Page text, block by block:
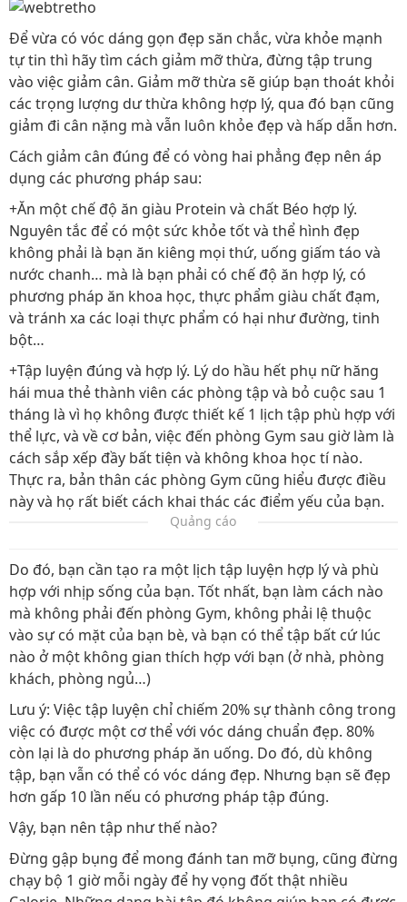
Để vừa có vóc dáng gọn đẹp săn chắc, vừa khỏe mạnh
tự tin thì hãy tìm cách giảm mỡ thừa, đừng tập trung
vào việc giảm cân. Giảm mỡ thừa sẽ giúp bạn thoát khỏi
các trọng lượng dư thừa không hợp lý, qua đó bạn cũng
giảm đi cân nặng mà vẫn luôn khỏe đẹp và hấp dẫn hơn.
Cách giảm cân đúng để có vòng hai phẳng đẹp nên áp
dụng các phương pháp sau:
+Ăn một chế độ ăn giàu Protein và chất Béo hợp lý.
Nguyên tắc để có một sức khỏe tốt và thể hình đẹp
không phải là bạn ăn kiêng mọi thứ, uống giấm táo và
nước chanh… mà là bạn phải có chế độ ăn hợp lý, có
phương pháp ăn khoa học, thực phẩm giàu chất đạm,
và tránh xa các loại thực phẩm có hại như đường, tinh
bột…
+Tập luyện đúng và hợp lý. Lý do hầu hết phụ nữ hăng
hái mua thẻ thành viên các phòng tập và bỏ cuộc sau 1
tháng là vì họ không được thiết kế 1 lịch tập phù hợp với
thể lực, và về cơ bản, việc đến phòng Gym sau giờ làm là
cách sắp xếp đầy bất tiện và không khoa học tí nào.
Thực ra, bản thân các phòng Gym cũng hiểu được điều
này và họ rất biết cách khai thác các điểm yếu của bạn.
Quảng cáo
Do đó, bạn cần tạo ra một lịch tập luyện hợp lý và phù
hợp với nhịp sống của bạn. Tốt nhất, bạn làm cách nào
mà không phải đến phòng Gym, không phải lệ thuộc
vào sự có mặt của bạn bè, và bạn có thể tập bất cứ lúc
nào ở một không gian thích hợp với bạn (ở nhà, phòng
khách, phòng ngủ…)
Lưu ý: Việc tập luyện chỉ chiếm 20% sự thành công trong
việc có được một cơ thể với vóc dáng chuẩn đẹp. 80%
còn lại là do phương pháp ăn uống. Do đó, dù không
tập, bạn vẫn có thể có vóc dáng đẹp. Nhưng bạn sẽ đẹp
hơn gấp 10 lần nếu có phương pháp tập đúng.
Vậy, bạn nên tập như thế nào?
Đừng gập bụng để mong đánh tan mỡ bụng, cũng đừng
chạy bộ 1 giờ mỗi ngày để hy vọng đốt thật nhiều